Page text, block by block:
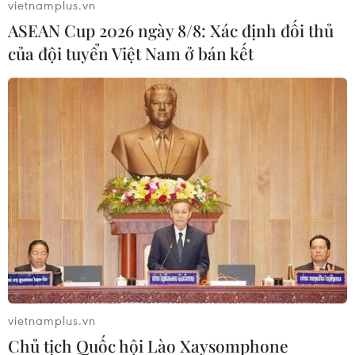
Thành phố Đà Nẵng có "khách sạn lãng
mạn nhất thế giới"
Mercure Danang French Village Bana Hills đã giành
giải thưởng danh giá trong lĩnh vực dịch vụ khách sạn -
World Luxury Hotel Awards - với danh hiệu “Khách sạn
lãng mạn nhất thế giới."
vietnamplus.vn
ASEAN Cup 2026 ngày 8/8: Xác định đối thủ
của đội tuyển Việt Nam ở bán kết
vietnamplus.vn
Chủ tịch Quốc hội Lào Xaysomphone